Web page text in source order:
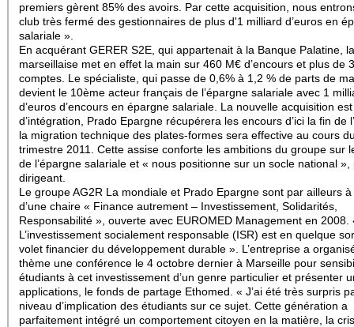
premiers gèrent 85% des avoirs. Par cette acquisition, nous
club très fermé des gestionnaires de plus d'1 milliard d’euros en
salariale ».
En acquérant GERER S2E, qui appartenait à la Banque Palatine,
marseillaise met en effet la main sur 460 M€ d’encours et plus de
comptes. Le spécialiste, qui passe de 0,6% à 1,2 % de parts de
devient le 10ème acteur français de l’épargne salariale avec 1
d’euros d’encours en épargne salariale. La nouvelle acquisition
d’intégration, Prado Epargne récupérera les encours d’ici la fin de
la migration technique des plates-formes sera effective au cours
trimestre 2011. Cette assise conforte les ambitions du groupe sur
de l’épargne salariale et « nous positionne sur un socle national »,
dirigeant.
Le groupe AG2R La mondiale et Prado Epargne sont par ailleurs à
d’une chaire « Finance autrement – Investissement, Solidarités,
Responsabilité », ouverte avec EUROMED Management en 2008.
L’investissement socialement responsable (ISR) est en quelque
volet financier du développement durable ». L’entreprise a
thème une conférence le 4 octobre dernier à Marseille pour
étudiants à cet investissement d’un genre particulier et présenter
applications, le fonds de partage Ethomed. « J’ai été très surpris
niveau d’implication des étudiants sur ce sujet. Cette génération a
parfaitement intégré un comportement citoyen en la matière, la